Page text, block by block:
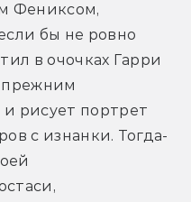
Фениксом,
бы не ровно
в очочках Гарри
прежним
рисует портрет
с изнанки. Тогда-